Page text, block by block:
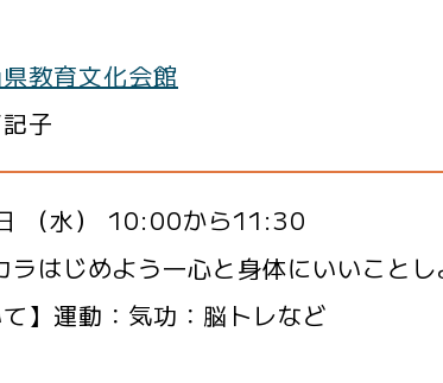
教育文化会館
子
（水） 10:00から11:30
はじめよう―心と身体にいいことし
て】運動：気功：脳トレなど